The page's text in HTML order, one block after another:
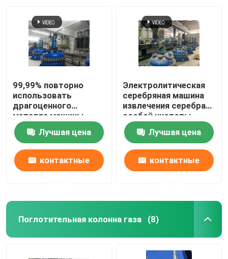
99,99% повторно
использовать
драгоценного
металла машины
электролиза серебра
особой чистоты
Лучшая цена
контактные
Электролитическая
серебряная машина
извлечения серебра
особой чистоты
системы 99,99%
спасенияЛучшая цена
контактные
Поглотительная колонна газа (8)